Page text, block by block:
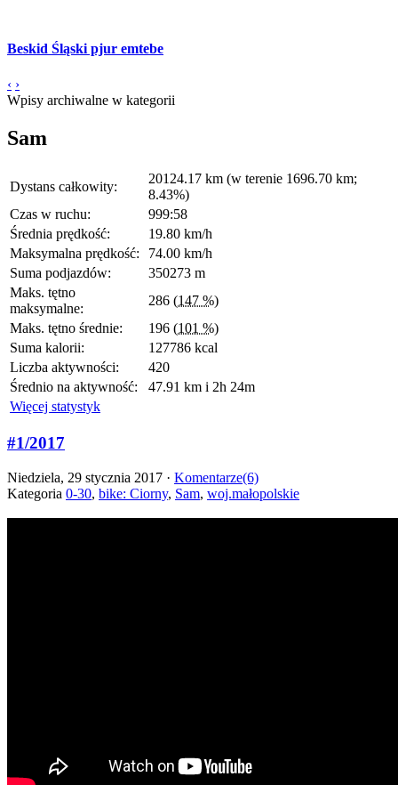
Beskid Śląski pjur emtebe
‹ ›
Wpisy archiwalne w kategorii
Sam
Dystans całkowity:
20124.17 km (w terenie 1696.70 km;
8.43%)
Czas w ruchu:
999:58
Średnia prędkość:
19.80 km/h
Maksymalna prędkość:
74.00 km/h
Suma podjazdów:
350273 m
Maks. tętno
maksymalne:
286 (147 %)
Maks. tętno średnie:
196 (101 %)
Suma kalorii:
127786 kcal
Liczba aktywności:
420
Średnio na aktywność:
47.91 km i 2h 24m
Więcej statystyk
#1/2017
Niedziela, 29 stycznia 2017 · Komentarze(6)
Kategoria 0-30, bike: Ciorny, Sam, woj.małopolskie